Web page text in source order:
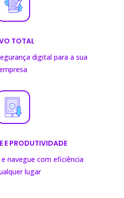
TOTAL
digital para a sua
E PRODUTIVIDADE
navegue com eficiência
lugar